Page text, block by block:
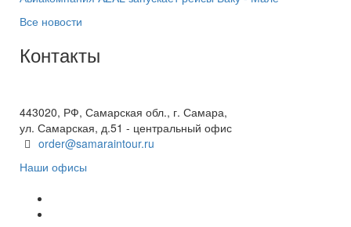
Все новости
Контакты
443020, РФ, Самарская обл., г. Самара,
ул. Самарская, д.51 - центральный офис
order@samaraintour.ru
Наши офисы